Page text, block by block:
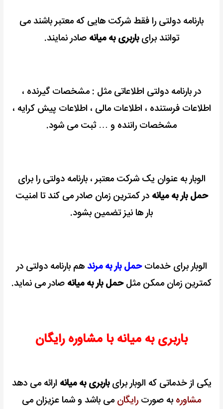
بارنامه دولتی را فقط شرکت هایی که معتبر باشند می
توانند برایباربری به میانه صادر نمایند.
در بارنامه دولتی اطلاعاتی مثل : مشخصات گیرنده ،
اطلاعات فرستنده ، اطلاعات مالی ، اطلاعات پیش کرایه ،
مشخصات راننده و … ثبت می شود.
الوبار به عنوان یک شرکت معتبر ، بارنامه دولتی را برای
حمل بار به میانه در کمترین زمان صادر می کند تا امنیت
بار ها نیز تضمین بشود.
الوبار برای خدماتحمل بار به مرندهم بارنامه دولتی در
کمترین زمان ممکن مثلحمل بار به میانه صادر می نماید.
باربری به میانه با مشاوره رایگان
یکی از خدماتی که الوبار برایباربری به میانه ارائه می دهد
مشاوره به صورت رایگان می باشد و شما عزیزان می